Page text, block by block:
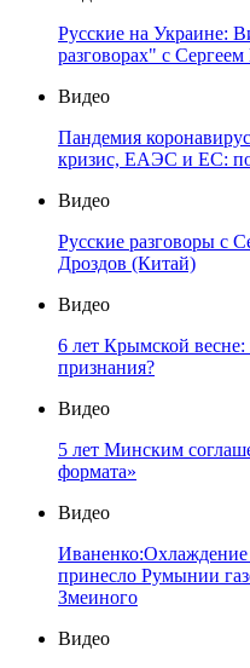
Русские на Украине:
разговорах" с
Видео
Пандемия
кризис, ЕАЭС и ЕС:
Видео
Русские разговоры с
Дроздов (Китай)
Видео
6 лет Крымской
признания?
Видео
5 лет Минским
формата»
Видео
принесло Румынии
Змеиного
Видео